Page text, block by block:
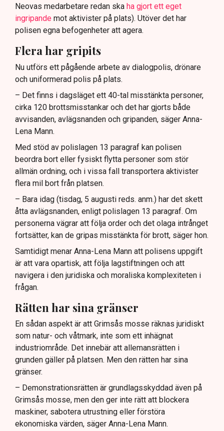
Neovas medarbetare redan ska ha gjort ett eget
ingripande mot aktivister på plats). Utöver det har
polisen egna befogenheter att agera.
Flera har gripits
Nu utförs ett pågående arbete av dialogpolis, drönare
och uniformerad polis på plats.
– Det finns i dagsläget ett 40-tal misstänkta personer,
cirka 120 brottsmisstankar och det har gjorts både
avvisanden, avlägsnanden och gripanden, säger Anna-
Lena Mann.
Med stöd av polislagen 13 paragraf kan polisen
beordra bort eller fysiskt flytta personer som stör
allmän ordning, och i vissa fall transportera aktivister
flera mil bort från platsen.
– Bara idag (tisdag, 5 augusti reds. anm.) har det skett
åtta avlägsnanden, enligt polislagen 13 paragraf. Om
personerna vägrar att följa order och det olaga intrånget
fortsätter, kan de gripas misstänkta för brott, säger hon.
Samtidigt menar Anna-Lena Mann att polisens uppgift
är att vara opartisk, att följa lagstiftningen och att
navigera i den juridiska och moraliska komplexiteten i
frågan.
Rätten har sina gränser
En sådan aspekt är att Grimsås mosse räknas juridiskt
som natur- och våtmark, inte som ett inhägnat
industriområde. Det innebär att allemansrätten i
grunden gäller på platsen. Men den rätten har sina
gränser.
– Demonstrationsrätten är grundlagsskyddad även på
Grimsås mosse, men den ger inte rätt att blockera
maskiner, sabotera utrustning eller förstöra
ekonomiska värden, säger Anna-Lena Mann.